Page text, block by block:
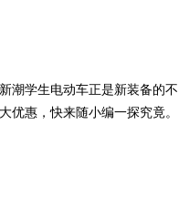
潮学生电动车正是新装备的不
优惠，快来随小编一探究竟。